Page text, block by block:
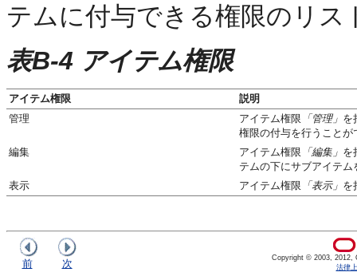
テムに付与できる権限のリス
表B-4 アイテム権限
アイテム権限
説明
管理
アイテム権限 「管理」 を
権限の付与を行うこと
編集
アイテム権限 「編集」 を
テムの下にサブアイテ
表示
アイテム権限 「表示」 を
前 次
Copyright © 2003, 2012,
法律